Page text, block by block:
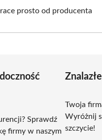
prosto od producenta
Sprawdź
firmy w naszym
Twoja
Wyróżnij
szczycie!